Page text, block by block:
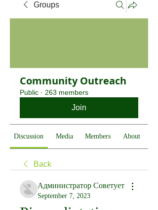
Groups
Community Outreach
Public · 263 members
Join
Discussion Media Members About
Back
Администратор Советует
September 7, 2023